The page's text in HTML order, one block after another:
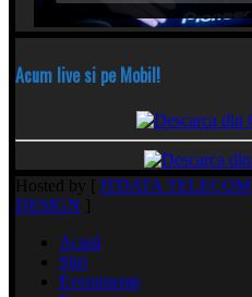
Acum live si pe Mobil!
Hosted by [ ITDATA TELECOM
DESIGN ]
Acasă
Știri
Evenimente